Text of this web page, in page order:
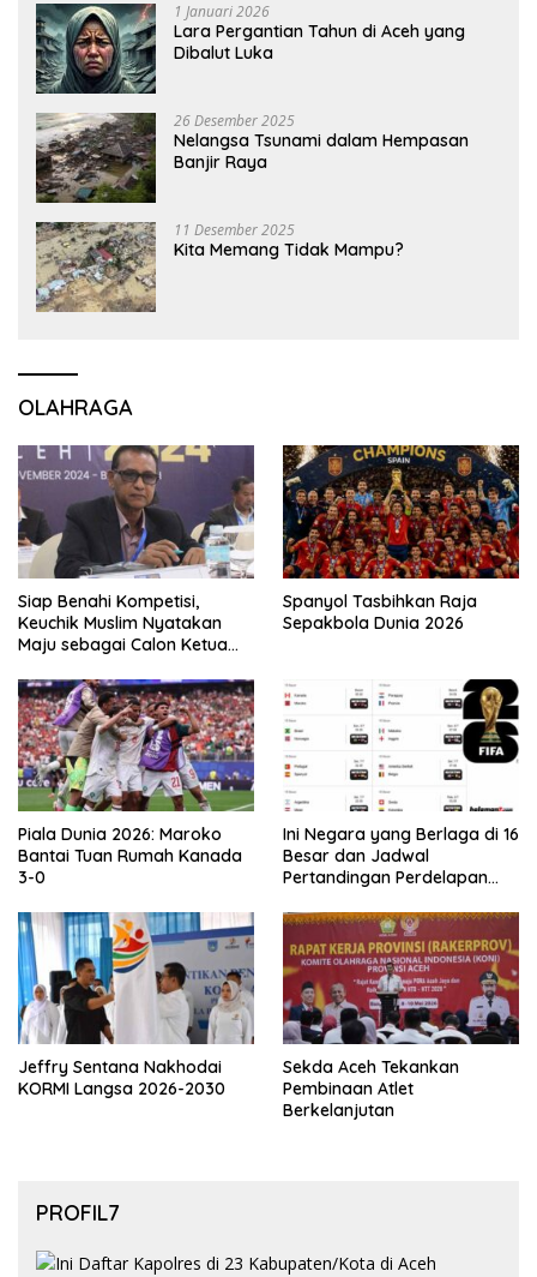
1 Januari 2026
Lara Pergantian Tahun di Aceh yang
Dibalut Luka
26 Desember 2025
Nelangsa Tsunami dalam Hempasan
Banjir Raya
11 Desember 2025
Kita Memang Tidak Mampu?
OLAHRAGA
Siap Benahi Kompetisi,
Keuchik Muslim Nyatakan
Maju sebagai Calon Ketua
Spanyol Tasbihkan Raja
Sepakbola Dunia 2026
Piala Dunia 2026: Maroko
Bantai Tuan Rumah Kanada
3-0
Ini Negara yang Berlaga di 16
Besar dan Jadwal
Pertandingan Perdelapan
Jeffry Sentana Nakhodai
KORMI Langsa 2026-2030
Sekda Aceh Tekankan
Pembinaan Atlet
Berkelanjutan
PROFIL7